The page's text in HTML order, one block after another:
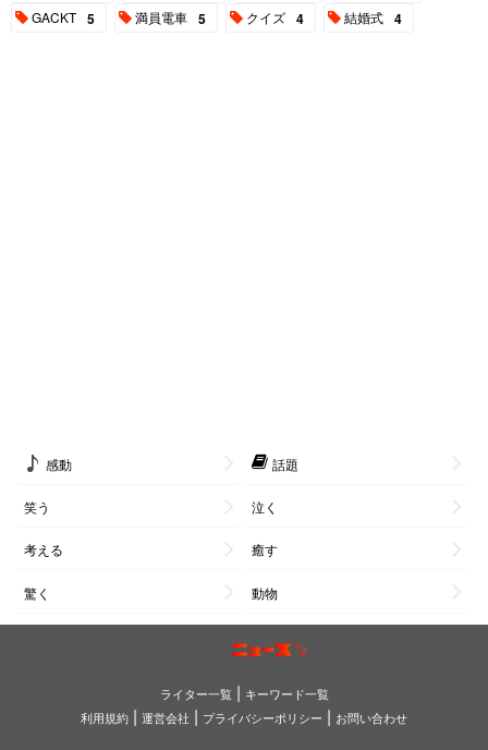
GACKT 5 満員電車 5 クイズ 4 結婚式 4
感動 話題
笑う 泣く
考える 癒す
驚く 動物
ライター一覧| キーワード一覧
利用規約 | 運営会社 | プライバシーポリシー | お問い合わせ